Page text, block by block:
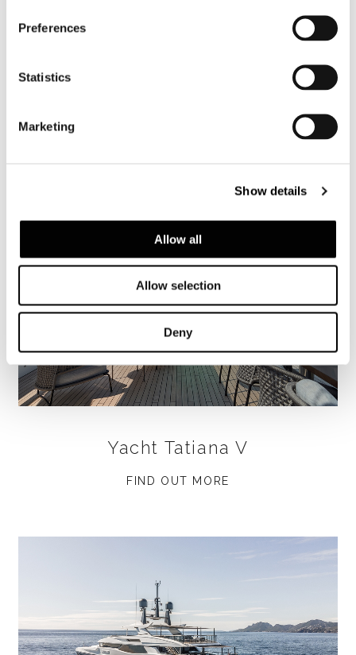
Preferences
Statistics
Marketing
Show details
Allow all
Allow selection
Deny
Yacht Tatiana V
FIND OUT MORE